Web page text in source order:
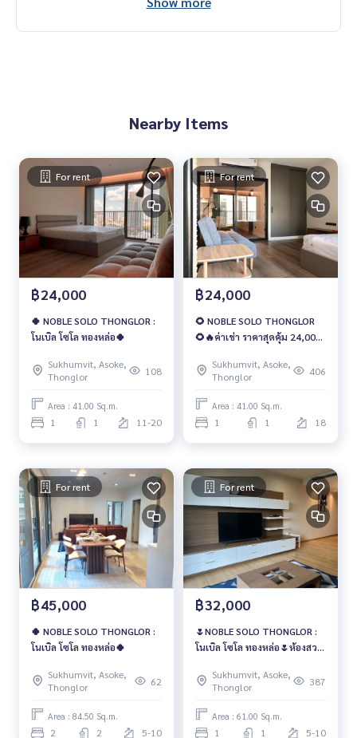
Nearby Items
For rent
฿24,000
🍀 NOBLE SOLO THONGLOR :
โนเบิล โซโล ทองหล่อ🍀
Sukhumvit, Asoke,
Thonglor
108
Area : 41.00 Sq.m.
1 1 11-20
For rent
฿24,000
🌻 NOBLE SOLO THONGLOR
🌻🔥ค่าเช่า ราคาสุดคุ้ม 24,000
Sukhumvit, Asoke,
Thonglor
406
Area : 41.00 Sq.m.
1 1 18
For rent
฿45,000
🍀 NOBLE SOLO THONGLOR :
โนเบิล โซโล ทองหล่อ🍀
Sukhumvit, Asoke,
Thonglor
62
Area : 84.50 Sq.m.
2 2 5-10
For rent
฿32,000
🌷NOBLE SOLO THONGLOR :
โนเบิล โซโล ทองหล่อ🌷ห้องสวย
Sukhumvit, Asoke,
Thonglor
387
Area : 61.00 Sq.m.
1 1 5-10